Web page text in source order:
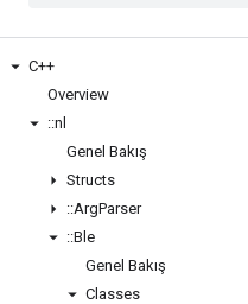
C++
Overview
::nl
Genel Bakış
Structs
::ArgParser
::Ble
Genel Bakış
Classes